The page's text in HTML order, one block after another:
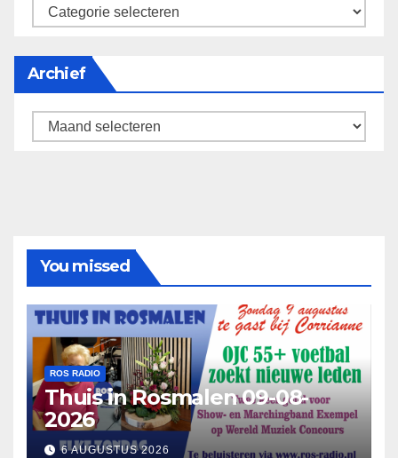
categorieën
Archief
Archief
You missed
ROS RADIO
Thuis in Rosmalen 09-08-
2026
6 AUGUSTUS 2026